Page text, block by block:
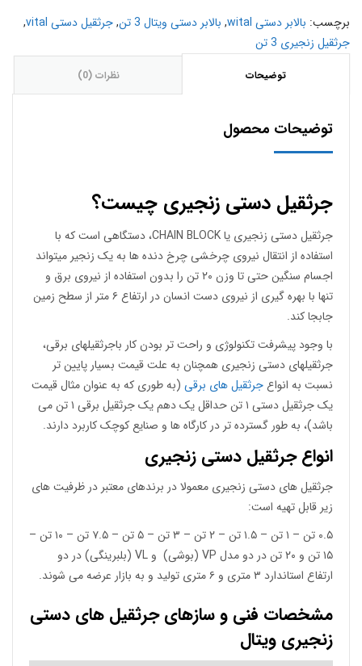
برچسب: بالابر دستی wital , بالابر دستی ویتال 3 تن ,جرثقیل دستی vital
,
جرثقیل زنجیری 3 تن
توضیحات نظرات (0)
توضیحات محصول
جرثقیل دستی زنجیری چیست؟
جرثقیل دستی زنجیری یا CHAIN BLOCK، دستگاهی است که با
استفاده از انتقال نیروی چرخشی چرخ دنده ها به یک زنجیر میتواند
اجسام سنگین حتی تا وزن ۲۰ تن را بدون استفاده از نیروی برق و
تنها با بهره گیری از نیروی دست انسان در ارتفاع ۶ متر از سطح زمین
جابجا کند.
با وجود پیشرفت تکنولوژی و راحت تر بودن کار باجرثقیلهای برقی،
جرثقیلهای دستی زنجیری همچنان به علت قیمت بسیار پایین تر
نسبت به انواعجرثقیل های برقی (به طوری که به عنوان مثال قیمت
یک جرثقیل دستی ۱ تن حداقل یک دهم یک جرثقیل برقی ۱ تن می
باشد)، به طور گسترده تر در کارگاه ها و صنایع کوچک کاربرد دارند.
انواع جرثقیل دستی زنجیری
جرثقیل های دستی زنجیری معمولا در برندهای معتبر در ظرفیت های
زیر قابل تهیه است:
۰.۵ تن – ۱ تن – ۱.۵ تن – ۲ تن – ۳ تن – ۵ تن – ۷.۵ تن – ۱۰ تن –
۱۵ تن و ۲۰ تن در دو مدل VP (بوشی) و VL (بلبرینگی) در دو
ارتفاع استاندارد ۳ متری و ۶ متری تولید و به بازار عرضه می شوند.
مشخصات فنی و سازهای جرثقیل های دستی
زنجیری ویتال